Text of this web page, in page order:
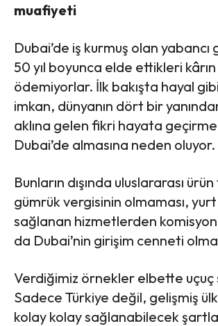
muafiyeti
Dubai’de iş kurmuş olan yabancı
50 yıl boyunca elde ettikleri
ödemiyorlar. İlk bakışta hayal
imkan, dünyanın dört bir
aklına gelen fikri hayata
Dubai’de almasına neden oluyor.
Bunların dışında uluslararası
gümrük vergisinin olmaması, yurt
sağlanan hizmetlerden komisyon
da Dubai’nin girişim cenneti
Verdiğimiz örnekler elbette uçuç
Sadece Türkiye değil, gelişmiş
kolay kolay sağlanabilecek